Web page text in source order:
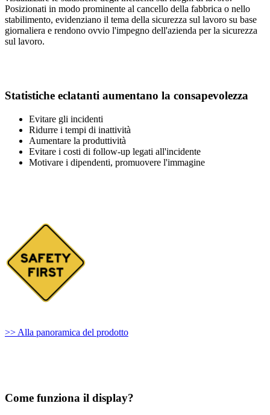
Posizionati in modo prominente al cancello della fabbrica o nello
stabilimento, evidenziano il tema della sicurezza sul lavoro su base
giornaliera e rendono ovvio l'impegno dell'azienda per la sicurezza
sul lavoro.
Statistiche eclatanti aumentano la consapevolezza
Evitare gli incidenti
Ridurre i tempi di inattività
Aumentare la produttività
Evitare i costi di follow-up legati all'incidente
Motivare i dipendenti, promuovere l'immagine
>> Alla panoramica del prodotto
Come funziona il display?